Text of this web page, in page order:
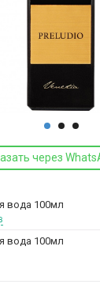
через
вода 100мл
вода 100мл